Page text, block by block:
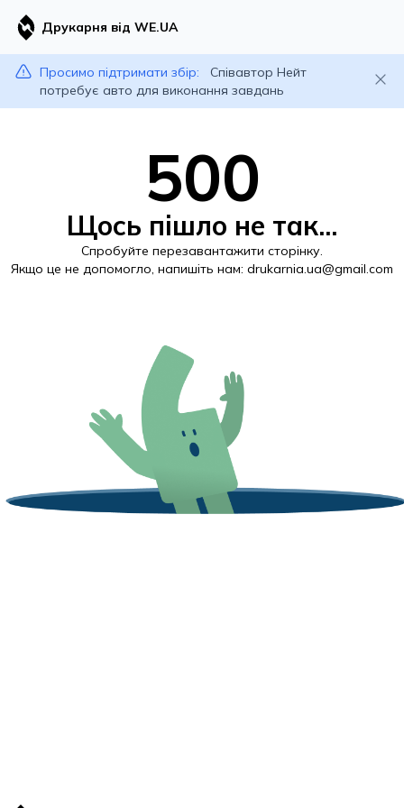
Друкарня від WE.UA
Просимо підтримати збір:
Співавтор Нейт
потребує авто для виконання завдань
500
Щось пішло не так...
Спробуйте перезавантажити сторінку.
Якщо це не допомогло, напишіть нам: drukarnia.ua@gmail.com